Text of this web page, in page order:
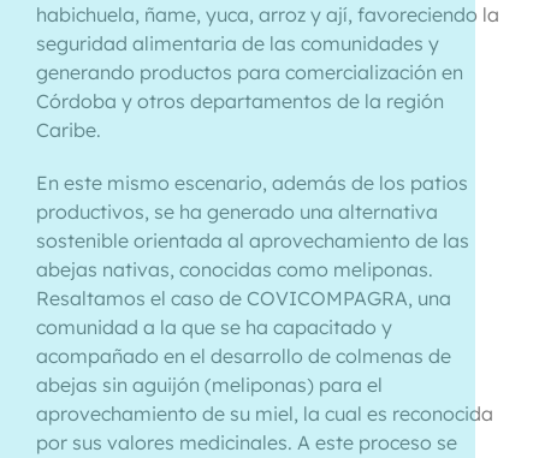
habichuela, ñame, yuca, arroz y ají, favoreciendo la
seguridad alimentaria de las comunidades y
generando productos para comercialización en
Córdoba y otros departamentos de la región
Caribe.
En este mismo escenario, además de los patios
productivos, se ha generado una alternativa
sostenible orientada al aprovechamiento de las
abejas nativas, conocidas como meliponas.
Resaltamos el caso de COVICOMPAGRA, una
comunidad a la que se ha capacitado y
acompañado en el desarrollo de colmenas de
abejas sin aguijón (meliponas) para el
aprovechamiento de su miel, la cual es reconocida
por sus valores medicinales. A este proceso se